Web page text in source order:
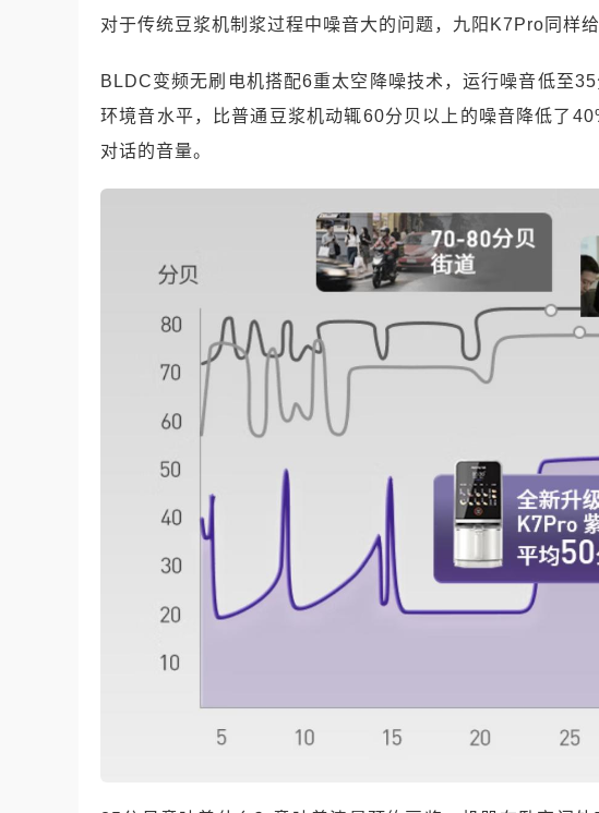
对于传统豆浆机制浆过程中噪音大的问题，九阳K7Pro同样
BLDC变频无刷电机搭配6重太空降噪技术，运行噪音低至
环境音水平，比普通豆浆机动辄60分贝以上的噪音降低了
对话的音量。